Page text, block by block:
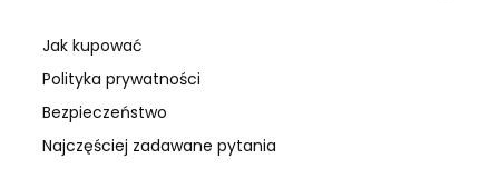
Jak kupować
Polityka prywatności
Bezpieczeństwo
Najczęściej zadawane pytania